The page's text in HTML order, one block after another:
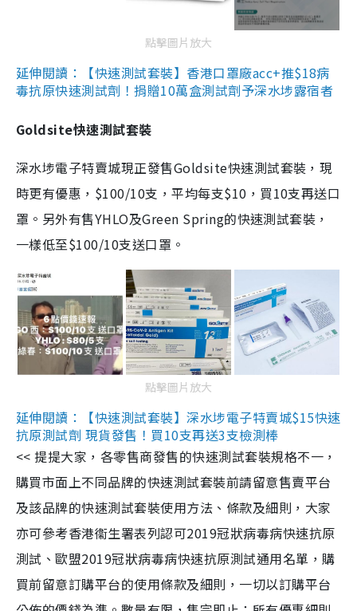
點擊圖片放大
延伸閱讀：【快速測試套裝】香港口罩廠acc+推$18病
毒抗原快速測試劑！捐贈10萬盒測試劑予深水埗露宿者
Goldsite快速測試套裝
深水埗電子特賣城現正發售Goldsite快速測試套裝，現
時更有優惠，$100/10支，平均每支$10，買10支再送口
罩。另外有售YHLO及Green Spring的快速測試套裝，
一樣低至$100/10支送口罩。
點擊圖片放大
延伸閱讀：【快速測試套裝】深水埗電子特賣城$15快速
抗原測試劑 現貨發售！買10支再送3支檢測棒
<< 提提大家，各零售商發售的快速測試套裝規格不一，
購買市面上不同品牌的快速測試套裝前請留意售賣平台
及該品牌的快速測試套裝使用方法、條款及細則，大家
亦可參考香港衞生署表列認可2019冠狀病毒病快速抗原
測試、歐盟2019冠狀病毒病快速抗原測試通用名單，購
買前留意訂購平台的使用條款及細則，一切以訂購平台